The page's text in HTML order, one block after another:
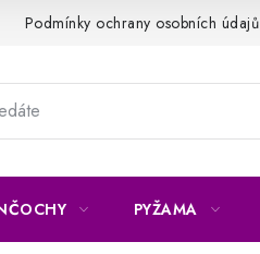
Podmínky ochrany osobních údajů
PYŽAMA